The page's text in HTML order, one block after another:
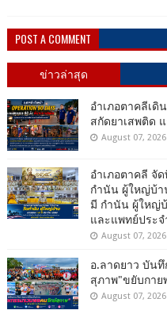
POST A COMMENT
ข่าวล่าสุด
อำเภอตาคลีเดิ
สกัดยาเสพติด
August 07, 2026
อำเภอตาคลี จั
กำนัน ผู้ใหญ่บ้า
มี กำนัน ผู้ใหญ่
และแพทย์ประจ
August 07, 2026
อ.ลาดยาว บัน
สุภาพ"ขยับกาย
August 07, 2026